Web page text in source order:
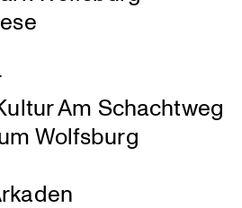
Am Schachtweg
Wolfsburg